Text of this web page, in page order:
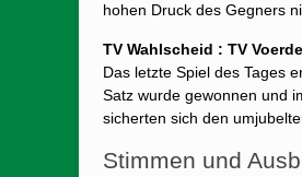
hohen Druck des Gegners
TV Wahlscheid : TV
Das letzte Spiel des Tages
Satz wurde gewonnen und
sicherten sich den
Stimmen und